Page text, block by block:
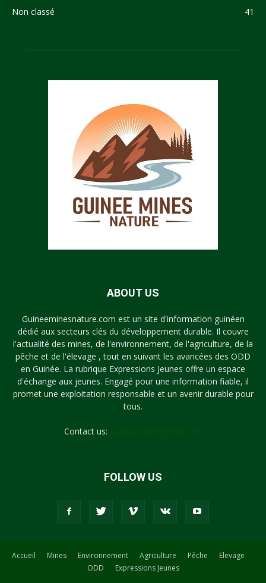
Non classé
41
ABOUT US
Guineeminesnature.com est un site d'information guinéen
dédié aux secteurs clés du développement durable. Il couvre
l'actualité des mines, de l'environnement, de l'agriculture, de la
pêche et de l'élevage , tout en suivant les avancées des ODD
en Guinée. La rubrique Expressions Jeunes offre un espace
d'échange aux jeunes. Engagé pour une information fiable, il
promet une exploitation responsable et un avenir durable pour
tous.
Contact us:
FOLLOW US
Accueil Mines Environnement Agriculture Pêche
Elevage
ODD
Expressions Jeunes